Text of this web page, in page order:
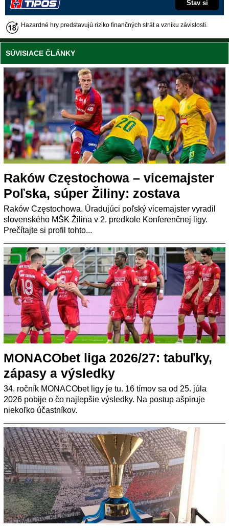
Stav si
Hazardné hry predstavujú riziko finančných strát a vzniku závislosti.
SÚVISIACE ČLÁNKY
Raków Częstochowa – vicemajster
Poľska, súper Žiliny: zostava
Raków Częstochowa. Úradujúci poľský vicemajster vyradil
slovenského MŠK Žilina v 2. predkole Konferenčnej ligy.
Prečítajte si profil tohto...
MONACObet liga 2026/27: tabuľky,
zápasy a výsledky
34. ročník MONACObet ligy je tu. 16 tímov sa od 25. júla
2026 pobije o čo najlepšie výsledky. Na postup ašpiruje
niekoľko účastníkov.